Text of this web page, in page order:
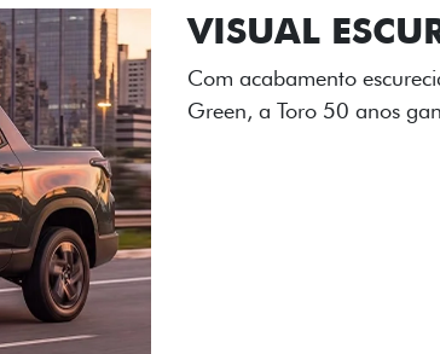
ADESIVOS
Os adesivos aplicados no
única dessa edição para